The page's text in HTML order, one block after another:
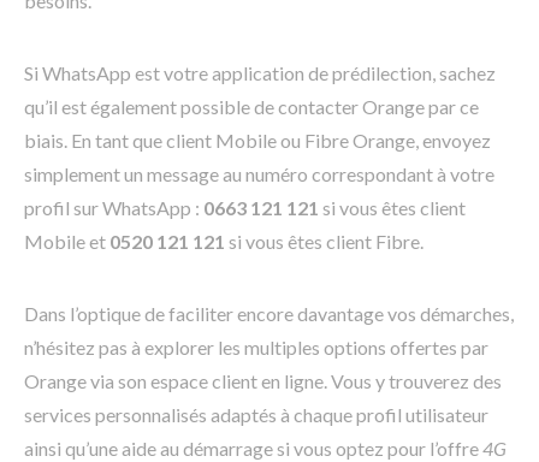
Si WhatsApp est votre application de prédilection, sachez
qu’il est également possible de contacter Orange par ce
biais. En tant que client Mobile ou Fibre Orange, envoyez
simplement un message au numéro correspondant à votre
profil sur WhatsApp : 0663 121 121 si vous êtes client
Mobile et 0520 121 121 si vous êtes client Fibre.
Dans l’optique de faciliter encore davantage vos démarches,
n’hésitez pas à explorer les multiples options offertes par
Orange via son espace client en ligne. Vous y trouverez des
services personnalisés adaptés à chaque profil utilisateur
ainsi qu’une aide au démarrage si vous optez pour l’offre4G